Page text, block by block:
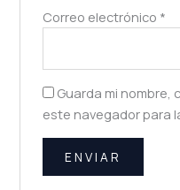
Correo electrónico *
Guarda mi nombre,
este navegador para